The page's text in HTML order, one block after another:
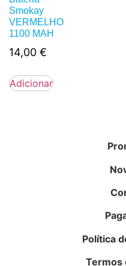
Smokay
VERMELHO
1100 MAH
14,00 €
Adicionar
Política
Termos